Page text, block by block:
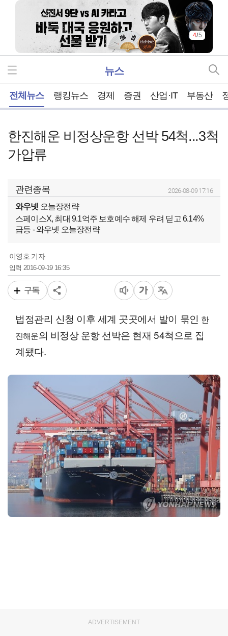
4/5
뉴스
전체뉴스 랭킹뉴스 경제 증권 산업·IT 부동산
한진해운 비정상운항 선박 54척...3척
가압류
관련종목 2026-08-09 17:16
와우넷 오늘장전략
스페이스X, 최대 9.1억주 보호예수 해제 우려 딛고 6.14%
급등 - 와우넷 오늘장전략
이영호 기자
입력2016-09-19 16:35
구독
법정관리 신청 이후 세계 곳곳에서 발이 묶인 한
진해운의 비정상 운항 선박은 현재 54척으로 집
계됐다.
ADVERTISEMENT